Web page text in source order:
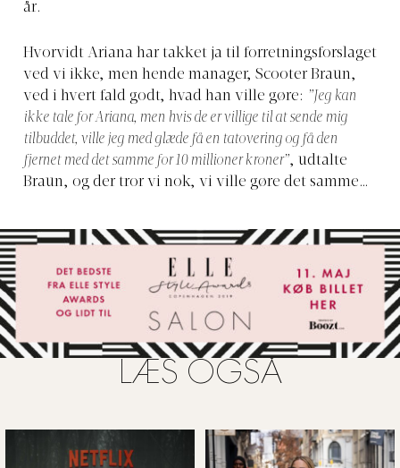
år.
Hvorvidt Ariana har takket ja til forretningsforslaget
ved vi ikke, men hende manager, Scooter Braun,
ved i hvert fald godt, hvad han ville gøre: ”Jeg kan
ikke tale for Ariana, men hvis de er villige til at sende mig
tilbuddet, ville jeg med glæde få en tatovering og få den
fjernet med det samme for 10 millioner kroner”, udtalte
Braun, og der tror vi nok, vi ville gøre det samme…
LÆS OGSÅ